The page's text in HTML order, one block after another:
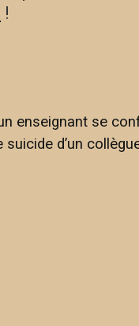
!
enseignant se
d’un